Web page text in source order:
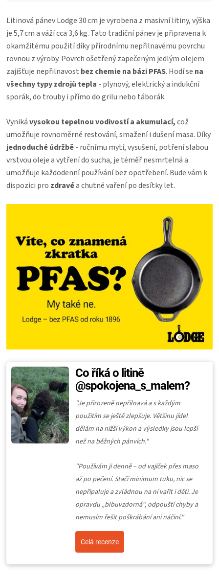
Litinová pánev Lodge 30 cm je vyrobena z masivní litiny, výška
je 5,7 cm a váží cca 3,6 kg. Tato tradiční pánev je připravena k
okamžitému použití díky přírodnímu nepřilnavému povrchu
rovnou z výroby. Povrch ošetřený zapečeným jedlým olejem
zajišťuje nepřilnavost bez chemie na bázi PFAS. Hodí se na
všechny typy zdrojů tepla - plynový, elektrický a indukční
sporák, do trouby i přímo do grilu nebo táborák.
Vynikávysokou tepelnou vodivostí a akumulací,což
umožňuje rovnoměrné restování, smažení i dušení masa. Díky
jednoduché údržbě- ručnímu mytí, vysušení, potření slabou
vrstvou oleje a vytření do sucha, je téměř nesmrtelná a
umožňuje každodenní používání bez opotřebení. Bude vám k
dispozici pro zdravéa chutné vaření po desítky let.
Co říká o litině
@spokojena_s_malem?
"Je přirozeně nepřilnavá a s každým
použitím se ještě zlepšuje. Většinu jídel
dělám na nižší výkon a výsledky jsou lepší
než na běžných pánvích."
"Používám ji denně – od vajíček přes maso
až po pečení. Stačí minimum tuku, nic se
nepřipaluje a zvládnou na ní vařit i děti. Je
opravdu „blbuvzdorná“, odpouští chyby a
nemusím řešit poškrábání ani náčiní."
Celá recenze